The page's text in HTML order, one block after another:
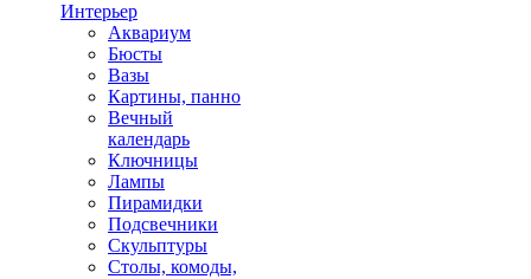
Интерьер
Аквариум
Бюсты
Вазы
Картины, панно
Вечный
календарь
Ключницы
Лампы
Пирамидки
Подсвечники
Скульптуры
Столы, комоды,